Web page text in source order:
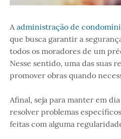
A administração de
que busca garantir a
todos os moradores de um
Nesse sentido, uma das suas
promover obras quando
Afinal, seja para manter em
resolver problemas
feitas com alguma